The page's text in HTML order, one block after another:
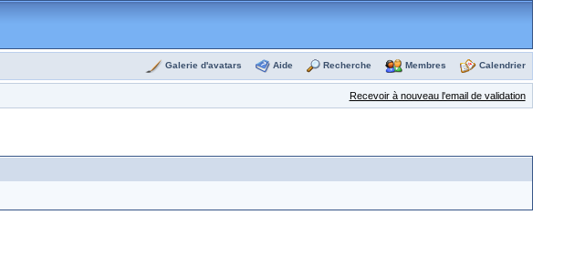
Galerie d'avatars Aide Recherche Membres Calendrier
Recevoir à nouveau l'email de validation